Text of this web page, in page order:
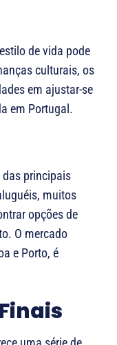
de vida pode
culturais, os
em ajustar-se
em Portugal.
das principais
muitos
opções de
O mercado
e Porto, é